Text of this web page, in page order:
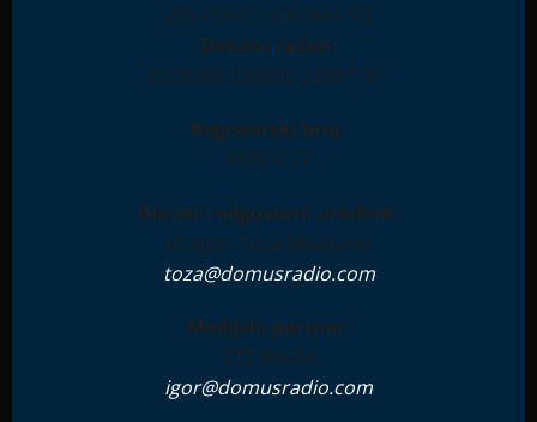
265-7590310000841-93
Devizni račun:
RS35265100000123897181
Registarski broj:
IN001612
Glavni i odgovorni urednik:
Dragan Toza Milanović
toza@domusradio.com
Medijski partner:
ZTZ Media
igor@domusradio.com